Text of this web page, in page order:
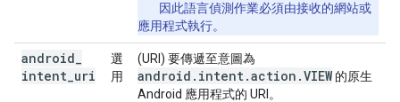
因此語言偵測作業必須由接收的網站或
應用程式執行。
android
intent uri
選
用
(URI) 要傳遞至意圖為
android.intent.action.VIEW的原生
Android 應用程式的 URI。